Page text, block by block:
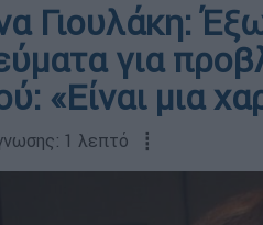
Γιουλάκη:
για
«Είναι μια
1 λεπτό ┋